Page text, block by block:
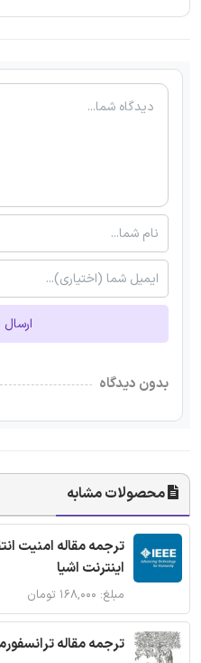
بدون دیدگاه
محصولات مشابه
اینترنت اشیا
مبلغ: ۱۶۸,۰۰۰ تومان
ترجمه مقاله